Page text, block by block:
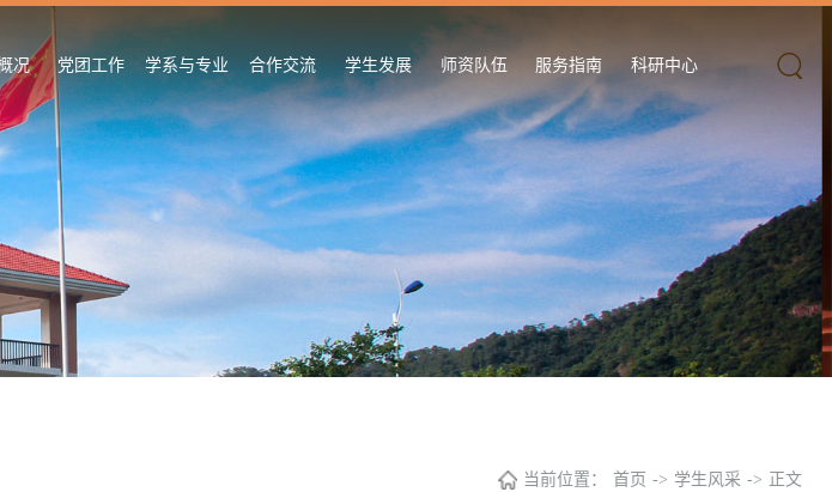
况 党团工作 学系与专业 合作交流 学生发展 师资队伍 服务指南 科研中心
当前位置： 首页 -> 学生风采 -> 正文